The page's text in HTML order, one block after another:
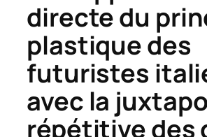
directe du
plastique des
futuristes
avec la
répétitive des